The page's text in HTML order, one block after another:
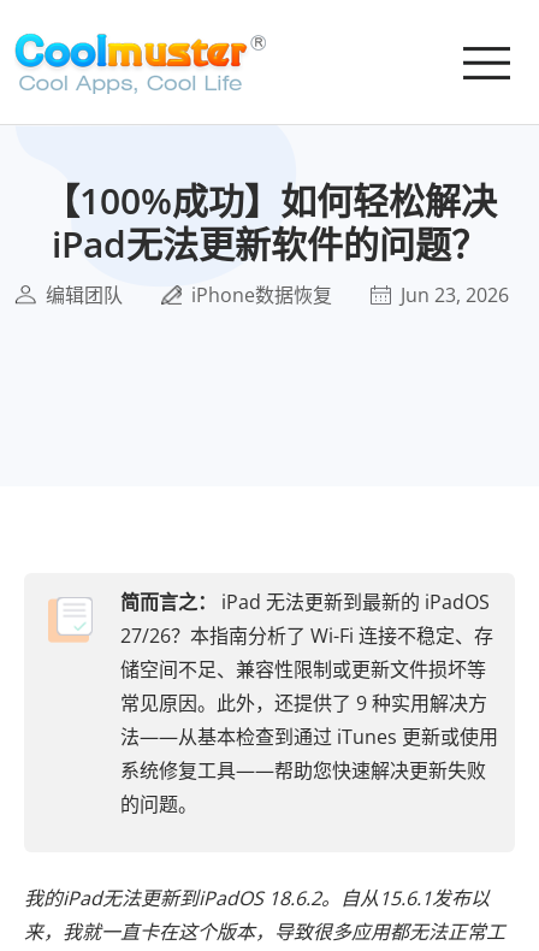
【100%成功】如何轻松解决
iPad无法更新软件的问题？
编辑团队 iPhone数据恢复 Jun 23, 2026
简而言之：
iPad 无法更新到最新的 iPadOS
27/26？本指南分析了 Wi-Fi 连接不稳定、存
储空间不足、兼容性限制或更新文件损坏等
常见原因。此外，还提供了 9 种实用解决方
法——从基本检查到通过 iTunes 更新或使用
系统修复工具——帮助您快速解决更新失败
的问题。
我的iPad无法更新到iPadOS 18.6.2。自从15.6.1发布以
来，我就一直卡在这个版本，导致很多应用都无法正常工